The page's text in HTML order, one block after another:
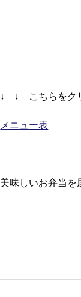
↓ ↓ こちらをクリ
メニュー表
美味しいお弁当を